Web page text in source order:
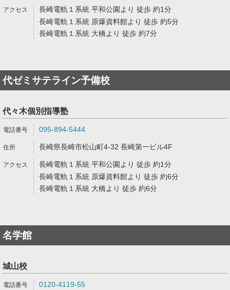
長崎電軌１系統 平和公園より 徒歩 約1分
長崎電軌１系統 原爆資料館より 徒歩 約5分
長崎電軌１系統 大橋より 徒歩 約7分
代ゼミサテライン予備校
代々木個別指導塾
095-894-5444
長崎県長崎市松山町4-32 長崎第一ビル4F
長崎電軌１系統 平和公園より 徒歩 約1分
長崎電軌１系統 原爆資料館より 徒歩 約6分
長崎電軌１系統 大橋より 徒歩 約6分
名学館
城山校
0120-4119-55